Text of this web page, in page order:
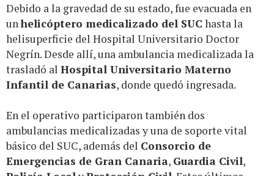
Debido a la gravedad de su estado, fue evacuada en
unhelicóptero medicalizado del SUC hasta la
helisuperficie del Hospital Universitario Doctor
Negrín. Desde allí, una ambulancia medicalizada la
trasladó al Hospital Universitario Materno
Infantil de Canarias, donde quedó ingresada.
En el operativo participaron también dos
ambulancias medicalizadas y una de soporte vital
básico del SUC, además del Consorcio de
Emergencias de Gran Canaria, Guardia Civil,